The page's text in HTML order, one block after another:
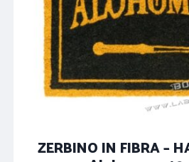
ZERBINO IN FIBRA –